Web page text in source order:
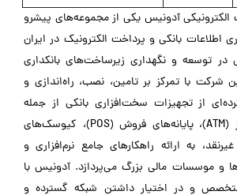
آدونیس یکی از مجموعه‌های پیشرو
اطلاعات بانکی و پرداخت الکترونیک در ایران
توسعه و نگهداری زیرساخت‌های بانکداری
شرکت با تمرکز بر تامین، نصب، راه‌اندازی و
از تجهیزات سخت‌افزاری بانکی از جمله
دستگاه‌های خودپرداز (ATM)، پایانه‌های فروش (POS)، کیوسک‌های
به ارائه راهکارهای جامع نرم‌افزاری و
و موسسات مالی بزرگ می‌پردازد. آدونیس با
و در اختیار داشتن شبکه گسترده و